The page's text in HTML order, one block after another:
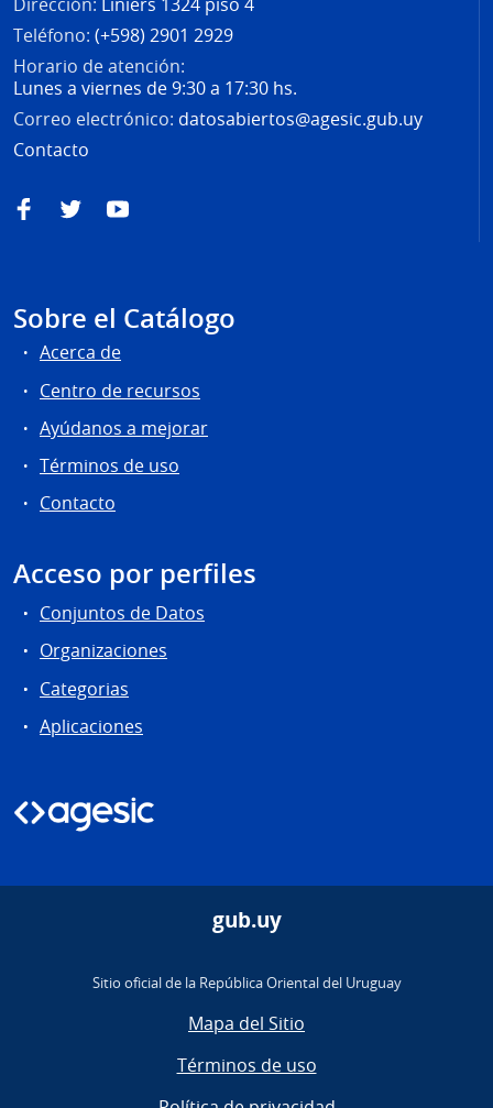
Teléfono: (+598) 2901 2929
Horario de atención:
Lunes a viernes de 9:30 a 17:30 hs.
Correo electrónico: datosabiertos@agesic.gub.uy
Contacto
FacebookTwitterYouTube
Sobre el Catálogo
Acerca de
Centro de recursos
Ayúdanos a mejorar
Términos de uso
Contacto
Acceso por perfiles
Conjuntos de Datos
Organizaciones
Categorias
Aplicaciones
gub.uy
Sitio oficial de la República Oriental del Uruguay
Mapa del Sitio
Términos de uso